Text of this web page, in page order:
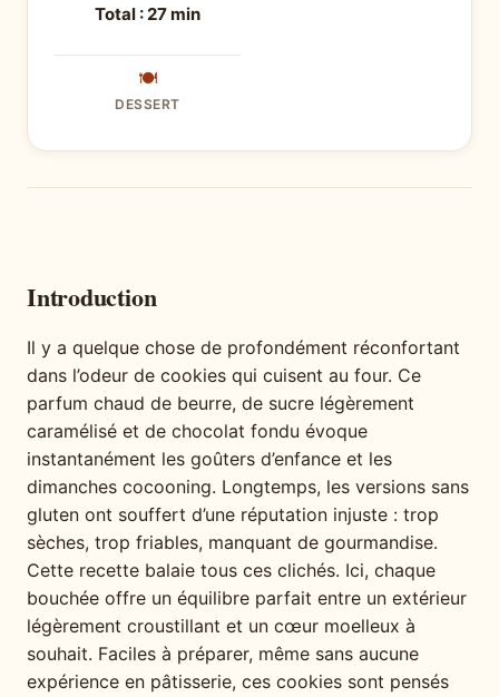
Total : 27 min
🍽
DESSERT
Introduction
Il y a quelque chose de profondément réconfortant
dans l’odeur de cookies qui cuisent au four. Ce
parfum chaud de beurre, de sucre légèrement
caramélisé et de chocolat fondu évoque
instantanément les goûters d’enfance et les
dimanches cocooning. Longtemps, les versions sans
gluten ont souffert d’une réputation injuste : trop
sèches, trop friables, manquant de gourmandise.
Cette recette balaie tous ces clichés. Ici, chaque
bouchée offre un équilibre parfait entre un extérieur
légèrement croustillant et un cœur moelleux à
souhait. Faciles à préparer, même sans aucune
expérience en pâtisserie, ces cookies sont pensés